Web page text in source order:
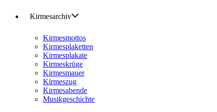
Kirmesarchiv
Kirmesmottos
Kirmesplaketten
Kirmesplakate
Kirmeskrüge
Kirmesmauer
Kirmeszug
Kirmesabende
Musikgeschichte